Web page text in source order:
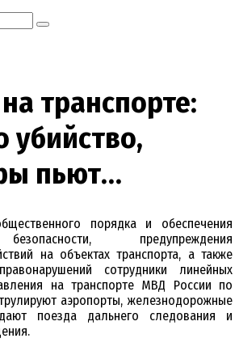
транспорте:
убийство,
пьют…
порядка и обеспечения
предупреждения
на объектах транспорта, а также
сотрудники линейных
на транспорте МВД России по
аэропорты, железнодорожные
поезда дальнего следования и